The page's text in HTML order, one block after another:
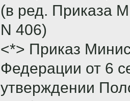
(в ред. Приказа
N 406)
<*> Приказ
Федерации от 6
утверждении